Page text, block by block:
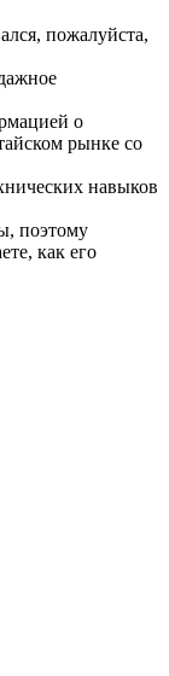
пожалуйста,
о
рынке со
навыков
поэтому
как его